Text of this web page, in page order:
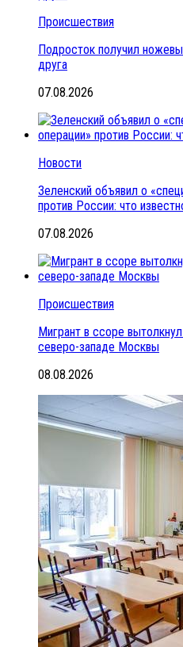
Происшествия
Подросток получил
друга
07.08.2026
Новости
Зеленский объявил о
против России: что
07.08.2026
Происшествия
Мигрант в ссоре
северо-западе Москвы
08.08.2026